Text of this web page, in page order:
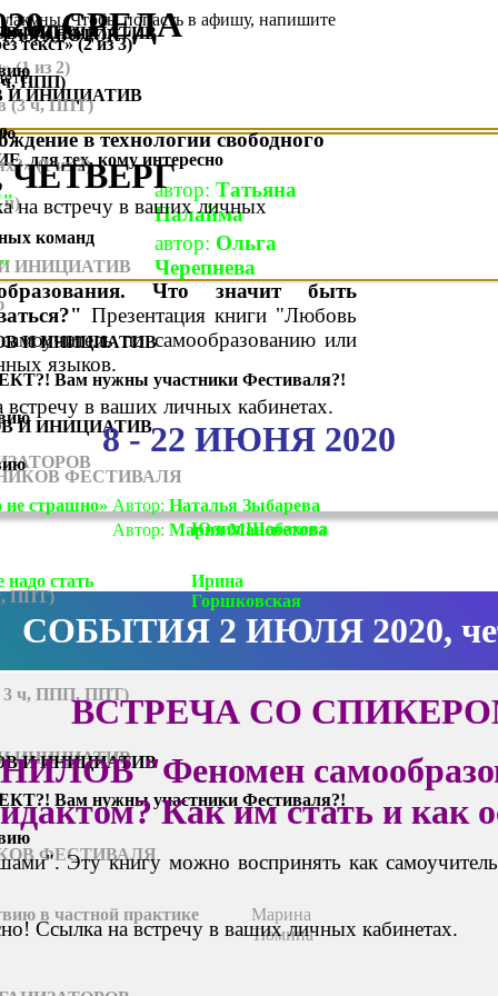
ч, ППТ)
И ИНИЦИАТИВ
текст» (2 из 3)
ч,ППП)
для тех, кому интересно
команд
» (1 из 2)
(3 ч, ППТ)
» (1 из 2)
ч)
ИНИЦИАТИВ
ППТ)
3 ч, ППП, ППТ)
ИНИЦИАТИВ
ФЕСТИВАЛЯ
в частной практике
Марина
Тюмина
И ИНИЦИАТИВ
И ИНИЦИАТИВ
Вам нужны участники Фестиваля?!
ФЕСТИВАЛЯ
Юлия Шабахова
стать
Ирина
Горшковская
И ИНИЦИАТИВ
Вам нужныучастники Фестиваля?!
И ИНИЦИАТИВ
не страшно» Автор: Наталья Зыбарева
Автор: Мария Мансветова
Чтобы попасть в афишу, напишите
автор: Татьяна
Палайма
автор: Ольга
Черепнева
СРЕДА
в технологии свободного
на встречу в ваших личных
ЧЕТВЕРГ
Что значит быть
Презентация книги "Любовь
по самообразованию или
языков.
в ваших личных кабинетах.
8 - 22 ИЮНЯ 2020
СОБЫТИЯ 2 ИЮЛЯ 2020,
ВСТРЕЧА СО
"Феномен
Как им стать и как
Эту книгу можно воспринять как
Ссылка на встречу в ваших личных кабинетах.